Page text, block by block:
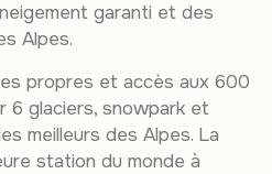
garanti et des
Alpes.
propres et accès aux 600
6 glaciers, snowpark et
meilleurs des Alpes. La
station du monde à